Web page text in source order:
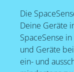
Die
Deine Geräte
SpaceSense
und Geräte
ein- und